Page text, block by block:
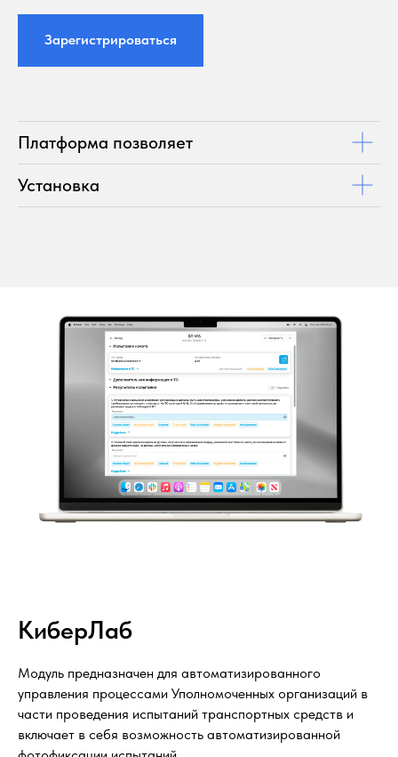
Зарегистрироваться
Платформа позволяет
Установка
КиберЛаб
Модуль предназначен для автоматизированного
управления процессами Уполномоченных организаций в
части проведения испытаний транспортных средств и
включает в себя возможность автоматизированной